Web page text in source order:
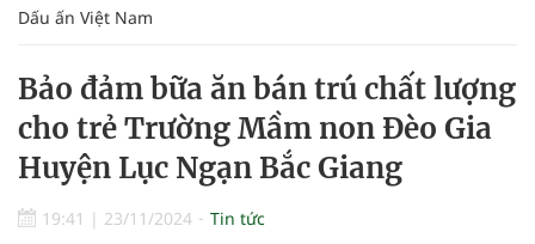
Dấu ấn Việt Nam
Bảo đảm bữa ăn bán trú chất lượng
cho trẻ Trường Mầm non Đèo Gia
Huyện Lục Ngạn Bắc Giang
19:41 | 23/11/2024 Tin tức